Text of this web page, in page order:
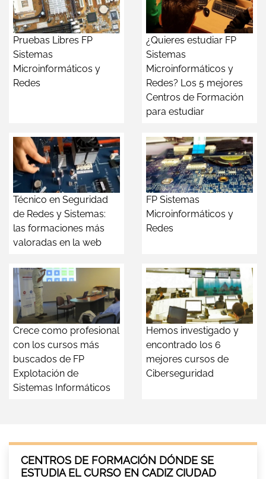
Pruebas Libres FP
Sistemas
Microinformáticos y
Redes
¿Quieres estudiar FP
Sistemas
Microinformáticos y
Redes? Los 5 mejores
Centros de Formación
para estudiar
Técnico en Seguridad
de Redes y Sistemas:
las formaciones más
valoradas en la web
FP Sistemas
Microinformáticos y
Redes
Crece como profesional
con los cursos más
buscados de FP
Explotación de
Sistemas Informáticos
Hemos investigado y
encontrado los 6
mejores cursos de
Ciberseguridad
CENTROS DE FORMACIÓN DÓNDE SE
ESTUDIA EL CURSO EN CADIZ CIUDAD